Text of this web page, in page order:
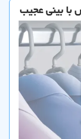
با بینی عجیب